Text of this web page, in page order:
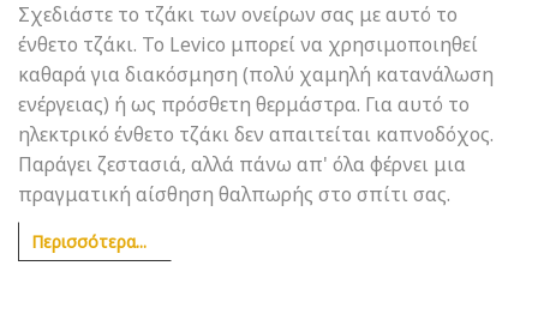
Σχεδιάστε το τζάκι των ονείρων σας με αυτό το
ένθετο τζάκι. Το Levico μπορεί να χρησιμοποιηθεί
καθαρά για διακόσμηση (πολύ χαμηλή κατανάλωση
ενέργειας) ή ως πρόσθετη θερμάστρα. Για αυτό το
ηλεκτρικό ένθετο τζάκι δεν απαιτείται καπνοδόχος.
Παράγει ζεστασιά, αλλά πάνω απ' όλα φέρνει μια
πραγματική αίσθηση θαλπωρής στο σπίτι σας.
Περισσότερα...